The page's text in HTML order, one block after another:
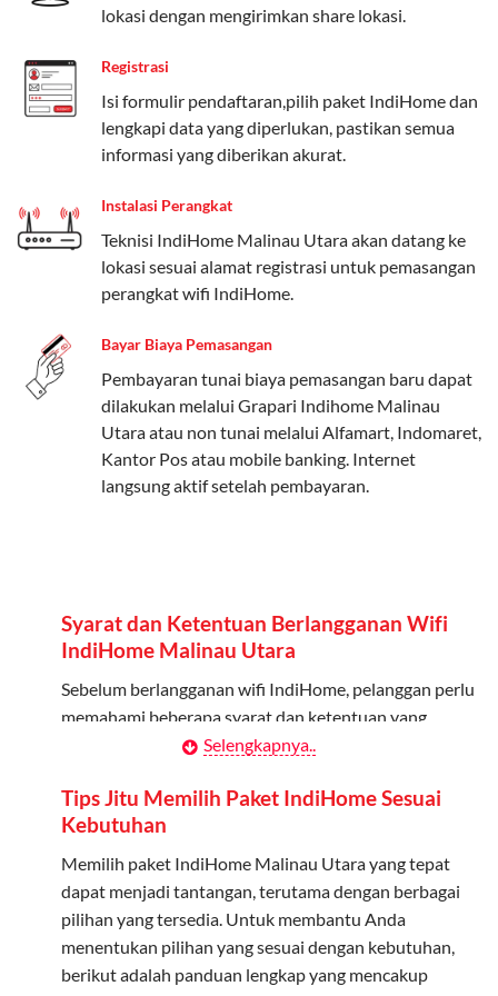
Complete untuk yang menginginkan fitur lengkap,
dan Paket Dynamic IP untuk pengguna yang
memprioritaskan kecepatan internet tinggi.
Salah satu fitur unggulan Telkomsel One adalah Paket
Kuota Keluarga. Dengan kuota hingga 30 GB, Anda
bisa membagikan internet kepada anggota keluarga
atau teman tanpa perlu khawatir kehabisan kuota.
Kuota Keluarga 30 GB
Kuota ini dapat digunakan secara bersama-sama oleh
Admin (pelanggan utama) dan anggota yang terdaftar.
Bisa Dibagi Hingga 5 Anggota
Kuota keluarga bisa digunakan di seluruh Indonesia
Tidak Berlaku untuk Roaming
Kuota ini hanya bisa digunakan di dalam negeri.
Cara Menggunakan Kuota Keluarga
Daftarkan Anggota: Admin dapat mendaftarkan anggota
melalui aplikasi MyTelkomsel atau website Telkomsel One.
Bagikan Kuota: Setelah terdaftar, anggota bisa langsung
menggunakan kuota keluarga.
lokasi dengan mengirimkan share lokasi.
Registrasi
Isi formulir pendaftaran,pilih paket IndiHome dan
lengkapi data yang diperlukan, pastikan semua
informasi yang diberikan akurat.
Instalasi Perangkat
Teknisi IndiHome Malinau Utara akan datang ke
lokasi sesuai alamat registrasi untuk pemasangan
perangkat wifi IndiHome.
Bayar Biaya Pemasangan
Pembayaran tunai biaya pemasangan baru dapat
dilakukan melalui Grapari Indihome Malinau
Utara atau non tunai melalui Alfamart, Indomaret,
Kantor Pos atau mobile banking. Internet
langsung aktif setelah pembayaran.
Syarat dan Ketentuan Berlangganan Wifi
IndiHome Malinau Utara
Sebelum berlangganan wifi IndiHome, pelanggan perlu
memahami beberapa syarat dan ketentuan yang
Kontrak Berlangganan
Pelanggan harus menandatangani Kontrak
Berlangganan yang mencakup data pelanggan, jenis
layanan indihome Malinau Utara yang dipilih, serta
syarat dan ketentuan yang berlaku. Kontrak ini dapat
diubah atau ditambah sesuai kebutuhan.
Selengkapnya..
Tips Jitu Memilih Paket IndiHome Sesuai
Kebutuhan
Memilih paket IndiHome Malinau Utara yang tepat
dapat menjadi tantangan, terutama dengan berbagai
pilihan yang tersedia. Untuk membantu Anda
menentukan pilihan yang sesuai dengan kebutuhan,
berikut adalah panduan lengkap yang mencakup